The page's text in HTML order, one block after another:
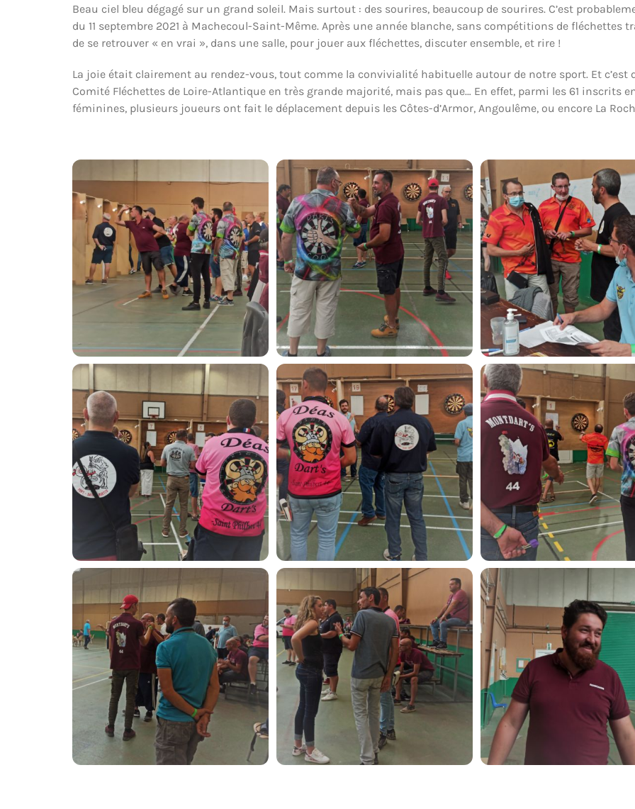
Beau ciel bleu dégagé sur un grand soleil. Mais surtout : des sourires, beaucoup de sourires. C’est
du 11 septembre 2021 à Machecoul-Saint-Même. Après une année blanche, sans compétitions de
de se retrouver « en vrai », dans une salle, pour jouer aux fléchettes, discuter ensemble, et rire !
La joie était clairement au rendez-vous, tout comme la convivialité habituelle autour de notre sport. Et c’est
Comité Fléchettes de Loire-Atlantique en très grande majorité, mais pas que… En effet, parmi les 61 inscrits
féminines, plusieurs joueurs ont fait le déplacement depuis les Côtes-d’Armor, Angoulême, ou encore La